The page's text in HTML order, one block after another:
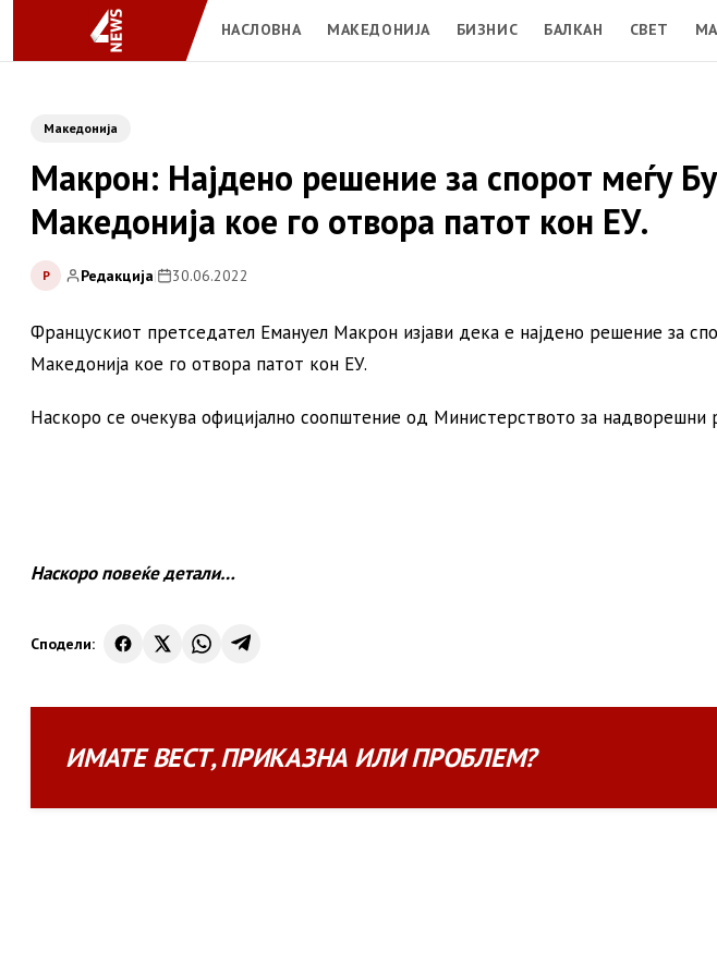
НАСЛОВНА МАКЕДОНИЈА БИЗНИС БАЛКАН СВЕТ
Македонија
Макрон: Најдено решение за спорот меѓу
Македонија кое го отвора патот кон ЕУ.
Р Редакција| 30.06.2022
Францускиот претседател Емануел Макрон изјави дека е најдено решение за
Македонија кое го отвора патот кон ЕУ.
Наскоро се очекува официјално соопштение од Министерството за надворешни
Наскоро повеќе детали…
Сподели:
ИМАТЕВЕСТ,ПРИКАЗНА ИЛИПРОБЛЕМ?